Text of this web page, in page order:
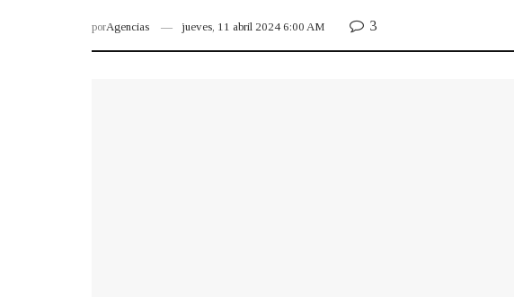
porAgencias jueves, 11 abril 2024 6:00 AM 3